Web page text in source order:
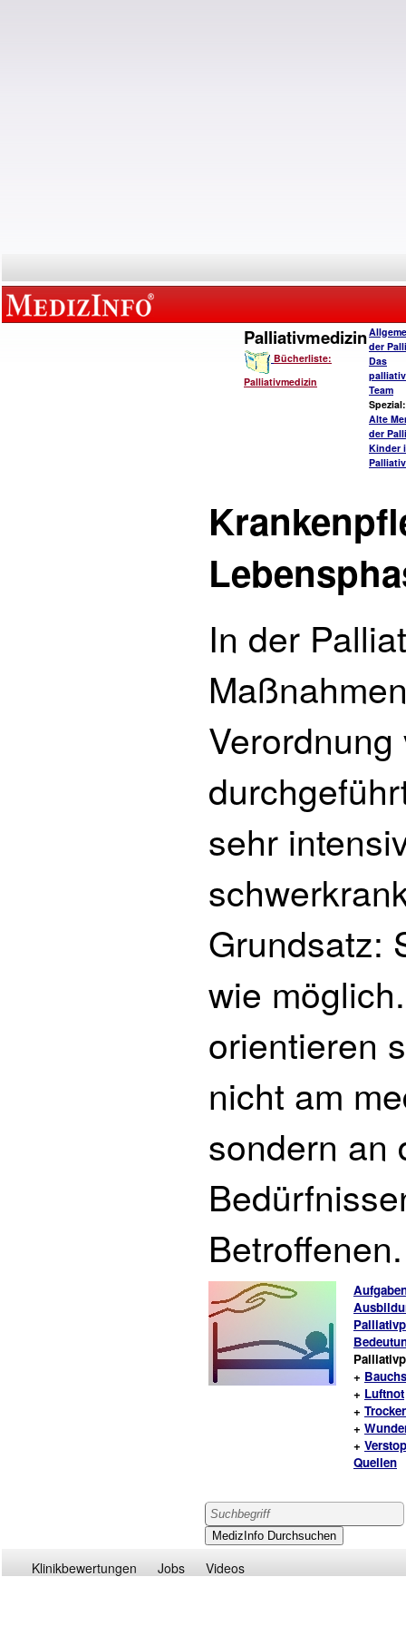
Palliativmedizin
Bücherliste:
Palliativmedizin
der
Das
Team
Spezial:
Alte
der
Kinder
In der
sehr
Grundsatz:
wie
orientieren
nicht am
sondern an
Betroffenen.
+
+ Luftnot
+
+
+
Quellen
Klinikbewertungen Jobs Videos